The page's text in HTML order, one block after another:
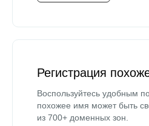
Регистрация
Воспользуйтесь удобным
похожее имя может быть
из 700+ доменных зон.